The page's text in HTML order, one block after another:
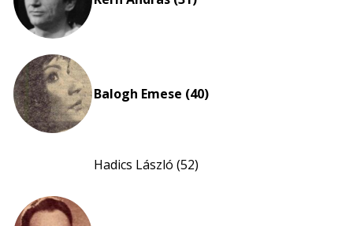
Balogh Emese (40)
Hadics László (52)